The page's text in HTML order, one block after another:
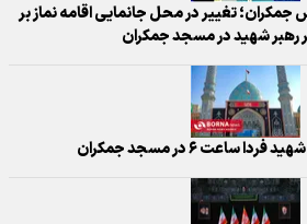
تغییر در محل جانمایی اقامه نماز بر
رهبر شهید در مسجد جمکران
ساعت ۶ در مسجد جمکران